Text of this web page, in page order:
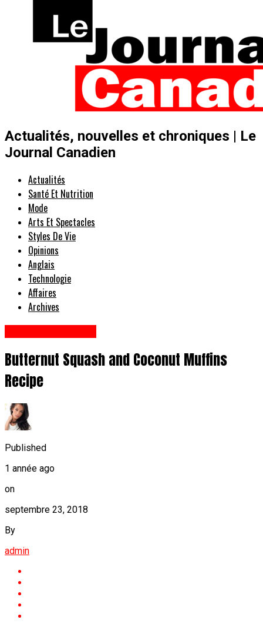
Actualités, nouvelles et chroniques | Le
Journal Canadien
Actualités
Santé Et Nutrition
Mode
Arts Et Spectacles
Styles De Vie
Opinions
Anglais
Technologie
Affaires
Archives
Butternut Squash and Coconut Muffins
Recipe
Published
1 année ago
on
septembre 23, 2018
By
admin